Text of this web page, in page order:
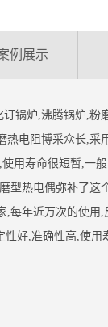
例展示
锅炉,沸腾锅炉,
热电阻博采众长,
用寿命很短暂,一
型热电偶弥补了这
年近万次的使用,
好,准确性高,使